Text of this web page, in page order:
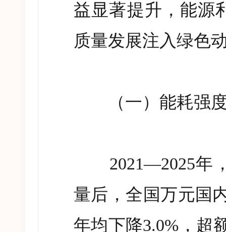
益显著提升，能源
质量发展注入绿色
（一）能耗强度
2021—2025年
量后，全国万元国
年均下降3.0% ，超